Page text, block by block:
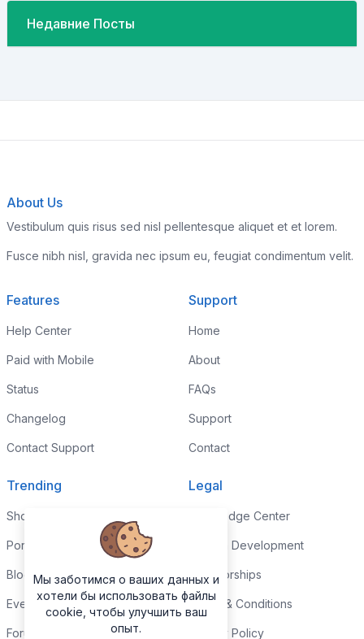
Недавние Посты
About Us
Vestibulum quis risus sed nisl pellentesque aliquet et et lorem.
Fusce nibh nisl, gravida nec ipsum eu, feugiat condimentum velit.
Features
Help Center
Paid with Mobile
Status
Changelog
Contact Support
Support
Home
About
FAQs
Support
Contact
Trending
Shop
Portfolio
Blog
Events
Forums
Legal
Knowledge Center
Custom Development
Sponsorships
Terms & Conditions
Privacy Policy
Мы заботимся о ваших данных и
хотели бы использовать файлы
cookie, чтобы улучшить ваш
опыт.